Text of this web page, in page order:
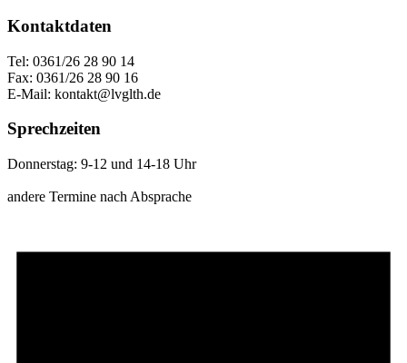
Kontaktdaten
Tel: 0361/26 28 90 14
Fax: 0361/26 28 90 16
E-Mail: kontakt@lvglth.de
Sprechzeiten
Donnerstag: 9-12 und 14-18 Uhr
andere Termine nach Absprache